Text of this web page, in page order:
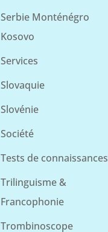
Serbie Monténégro
Kosovo
Services
Slovaquie
Slovénie
Société
Tests de connaissances
Trilinguisme &
Francophonie
Trombinoscope